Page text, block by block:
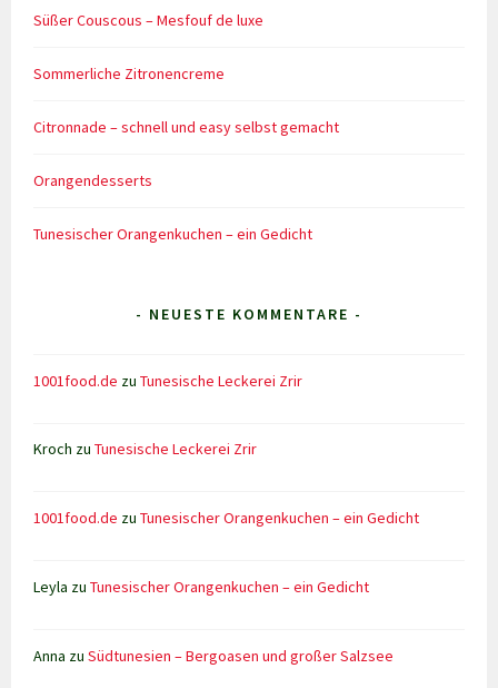
Süßer Couscous – Mesfouf de luxe
Sommerliche Zitronencreme
Citronnade – schnell und easy selbst gemacht
Orangendesserts
Tunesischer Orangenkuchen – ein Gedicht
- NEUESTE KOMMENTARE -
1001food.de zuTunesische Leckerei Zrir
Kroch zuTunesische Leckerei Zrir
1001food.de zuTunesischer Orangenkuchen – ein Gedicht
Leyla zuTunesischer Orangenkuchen – ein Gedicht
Anna zuSüdtunesien – Bergoasen und großer Salzsee